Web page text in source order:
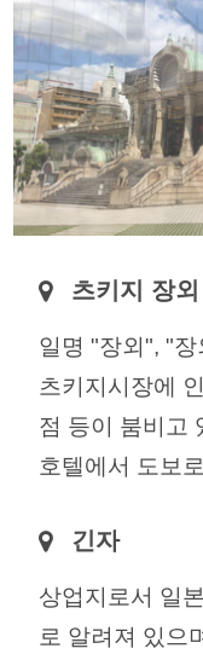
츠키지 장
일명 "장외", "
츠키지시장에
점 등이 붐비고
호텔에서 도보
긴자
상업지로서 일
로 알려져 있으